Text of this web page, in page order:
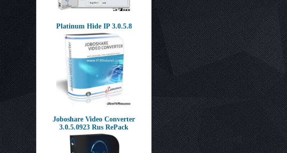
Platinum Hide IP 3.0.5.8
Joboshare Video Converter
3.0.5.0923 Rus RePack